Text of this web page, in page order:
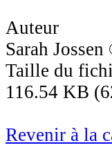
Auteur
Sarah
Taille du
116.54 KB
Revenir à la